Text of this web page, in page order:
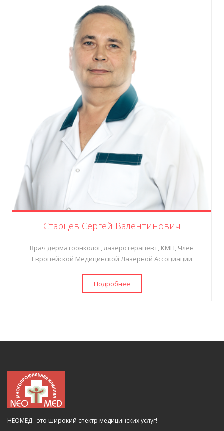
Старцев Сергей Валентинович
Врач дерматоонколог, лазеротерапевт, КМН, Член
Европейской Медицинской Лазерной Ассоциации
Подробнее
НЕОМЕД - это широкий спектр медицинских услуг!